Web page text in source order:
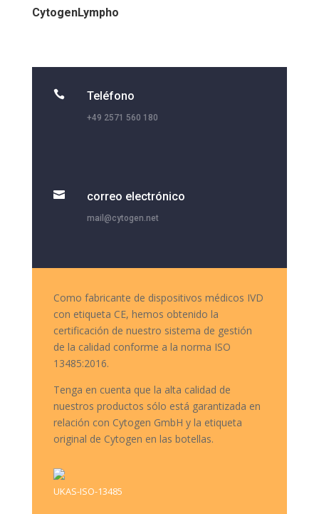
CytogenLympho
 Teléfono
+49 2571 560 180
 correo electrónico
mail@cytogen.net
Como fabricante de dispositivos médicos IVD
con etiqueta CE, hemos obtenido la
certificación de nuestro sistema de gestión
de la calidad conforme a la norma ISO
13485:2016.
Tenga en cuenta que la alta calidad de
nuestros productos sólo está garantizada en
relación con Cytogen GmbH y la etiqueta
original de Cytogen en las botellas.
UKAS-ISO-13485